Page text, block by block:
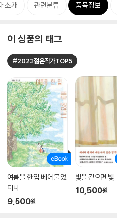
소개 관련분류 품목정보
이 상품의 태그
#2023젊은작가TOP5
여름을 한 입 베어 물었
더니
9,500원
빛을 걷으면 빛
10,500원